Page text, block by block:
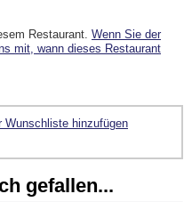
Restaurant. Wenn Sie der
mit, wann dieses Restaurant
Wunschliste hinzufügen
gefallen...